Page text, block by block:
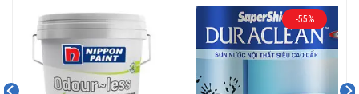
-55%